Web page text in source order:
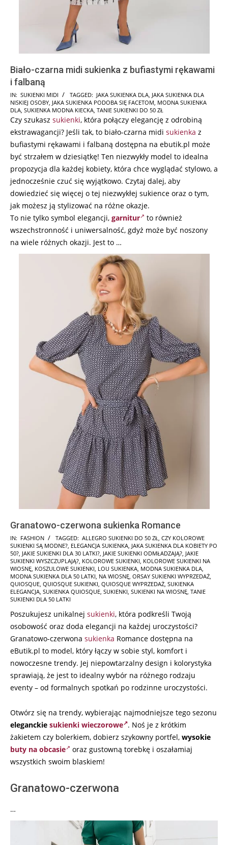
Biało-czarna midi sukienka z bufiastymi rękawami
i falbaną
2026-
02-
19
IN: SUKIENKI MIDI TAGGED: JAKA SUKIENKA DLA, JAKA SUKIENKA DLA
NISKIEJ OSOBY, JAKA SUKIENKA PODOBA SIĘ FACETOM, MODNA SUKIENKA
DLA, SUKIENKA MODNA KIECKA, TANIE SUKIENKI DO 50 ZŁ
Czy szukasz sukienki, która połączy elegancję z odrobiną
ekstrawagancji? Jeśli tak, to biało-czarna midi sukienka z
bufiastymi rękawami i falbaną dostępna na ebutik.pl może
być strzałem w dziesiątkę! Ten niezwykły model to idealna
propozycja dla każdej kobiety, która chce wyglądać stylowo, a
jednocześnie czuć się wyjątkowo. Czytaj dalej, aby
dowiedzieć się więcej o tej niezwykłej sukience oraz o tym,
jak możesz ją stylizować na różne okazje.
To nie tylko symbol elegancji, garnitur
to również
wszechstronność i uniwersalność, gdyż może być noszony
na wiele różnych okazji. Jest to …
Granatowo-czerwona sukienka Romance
2025-
09-
18
IN: FASHION TAGGED: ALLEGRO SUKIENKI DO 50 ZŁ CZY KOLOROWE
SUKIENKI SĄ MODNE? ELEGANCJA SUKIENKA JAKA SUKIENKA DLA KOBIETY PO
50? JAKIE SUKIENKI DLA 30 LATKI? JAKIE SUKIENKI ODMŁADZAJĄ? JAKIE
SUKIENKI WYSZCZUPLAJĄ? KOLOROWE SUKIENKI KOLOROWE SUKIENKI NA
WIOSNĘ KOSZULOWE SUKIENKI LOU SUKIENKA MODNA SUKIENKA DLA
MODNA SUKIENKA DLA 50 LATKI NA WIOSNĘ ORSAY SUKIENKI WYPRZEDAŻ
QUIOSQUE QUIOSQUE SUKIENKI QUIOSQUE WYPRZEDAŻ SUKIENKA
ELEGANCJA SUKIENKA QUIOSQUE SUKIENKI SUKIENKI NA WIOSNĘ TANIE
SUKIENKI DLA 50 LATKI
Poszukujesz unikalnej sukienki, która podkreśli Twoją
osobowość oraz doda elegancji na każdej uroczystości?
Granatowo-czerwona sukienka Romance dostępna na
eButik.pl to model, który łączy w sobie styl, komfort i
nowoczesne trendy. Jej niepowtarzalny design i kolorystyka
sprawiają, że jest to idealny wybór na różnego rodzaju
eventy – od formalnych spotkań po rodzinne uroczystości.
Otwórz się na trendy, wybierając najmodniejsze tego sezonu
eleganckie sukienki wieczorowe . Noś je z krótkim
żakietem czy bolerkiem, dobierz szykowny portfel, wysokie
buty na obcasie
oraz gustowną torebkę i oszałamiaj
wszystkich swoim blaskiem!
Granatowo-czerwona
…